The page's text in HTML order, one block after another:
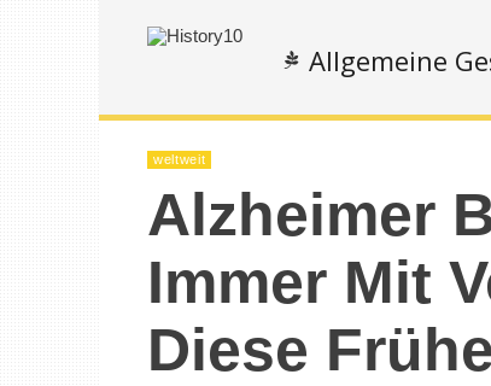
Allgemeine
weltweit
Alzheimer
Immer Mit
Diese